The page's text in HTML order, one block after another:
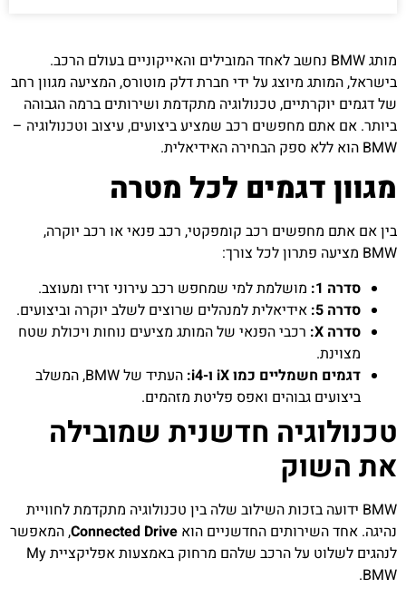
מותג BMW נחשב לאחד המובילים והאייקוניים בעולם הרכב.
בישראל, המותג מיוצג על ידי חברת דלק מוטורס, המציעה מגוון רחב
של דגמים יוקרתיים, טכנולוגיה מתקדמת ושירותים ברמה הגבוהה
ביותר. אם אתם מחפשים רכב שמציע ביצועים, עיצוב וטכנולוגיה –
BMW הוא ללא ספק הבחירה האידיאלית.
מגוון דגמים לכל מטרה
בין אם אתם מחפשים רכב קומפקטי, רכב פנאי או רכב יוקרה,
BMW מציעה פתרון לכל צורך:
סדרה 1:
מושלמת למי שמחפש רכב עירוני זריז ומעוצב.
סדרה 5:
אידיאלית למנהלים שרוצים לשלב יוקרה וביצועים.
סדרה X:
רכבי הפנאי של המותג מציעים נוחות ויכולת שטח
מצוינת.
דגמים חשמליים כמו iX ו-i4:
העתיד של BMW, המשלב
ביצועים גבוהים ואפס פליטת מזהמים.
טכנולוגיה חדשנית שמובילה
את השוק
BMW ידועה בזכות השילוב שלה בין טכנולוגיה מתקדמת לחוויית
נהיגה. אחד השירותים החדשניים הוא Connected Drive, המאפשר
לנהגים לשלוט על הרכב שלהם מרחוק באמצעות אפליקציית My
BMW.